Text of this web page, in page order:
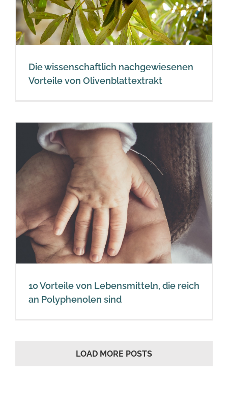
Die wissenschaftlich nachgewiesenen
Vorteile von Olivenblattextrakt
10 Vorteile von Lebensmitteln, die reich
an Polyphenolen sind
LOAD MORE POSTS